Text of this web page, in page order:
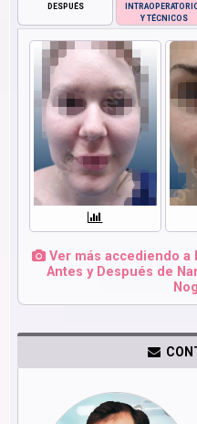
DESPUÉS
Y TÉCNICOS
Ver más accediendo a
Antes y Después de